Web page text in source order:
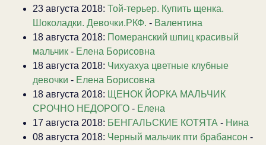
23 августа 2018: Той-терьер. Купить щенка.
Шоколадки. Девочки.РКФ. - Валентина
18 августа 2018: Померанский шпиц красивый
мальчик - Елена Борисовна
18 августа 2018: Чихуахуа цветные клубные
девочки - Елена Борисовна
18 августа 2018: ЩЕНОК ЙОРКА МАЛЬЧИК
СРОЧНО НЕДОРОГО - Елена
17 августа 2018: БЕНГАЛЬСКИЕ КОТЯТА - Нина
08 августа 2018: Черный мальчик пти брабансон -